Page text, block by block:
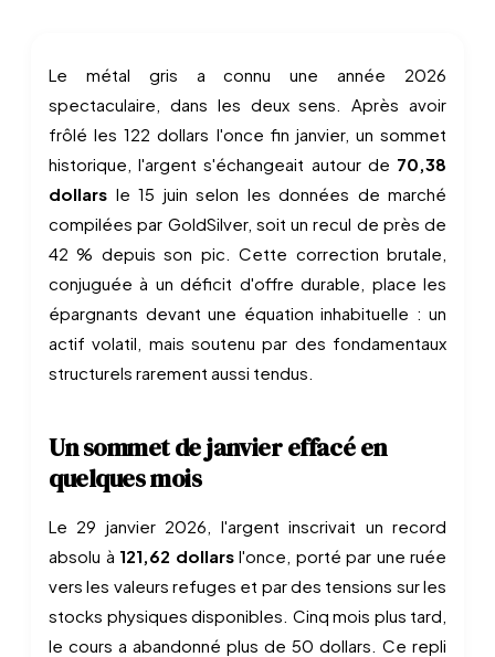
Le métal gris a connu une année 2026
spectaculaire, dans les deux sens. Après avoir
frôlé les 122 dollars l'once fin janvier, un sommet
historique, l'argent s'échangeait autour de 70,38
dollars le 15 juin selon les données de marché
compilées par GoldSilver, soit un recul de près de
42 % depuis son pic. Cette correction brutale,
conjuguée à un déficit d'offre durable, place les
épargnants devant une équation inhabituelle : un
actif volatil, mais soutenu par des fondamentaux
structurels rarement aussi tendus.
Un sommet de janvier effacé en
quelques mois
Le 29 janvier 2026, l'argent inscrivait un record
absolu à 121,62 dollarsl'once, porté par une ruée
vers les valeurs refuges et par des tensions sur les
stocks physiques disponibles. Cinq mois plus tard,
le cours a abandonné plus de 50 dollars. Ce repli